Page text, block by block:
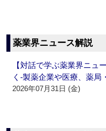
薬業界ニュース解説
【対話で学ぶ薬業界ニュ
く‐製薬企業や医療、薬
2026年07月31日 (金)